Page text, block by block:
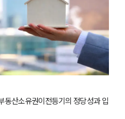
동산소유권이전등기의 정당성과 입